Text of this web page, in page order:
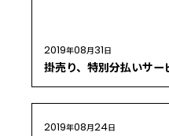
2019年08月31日
掛売り、特別分払いサ
2019年08月24日